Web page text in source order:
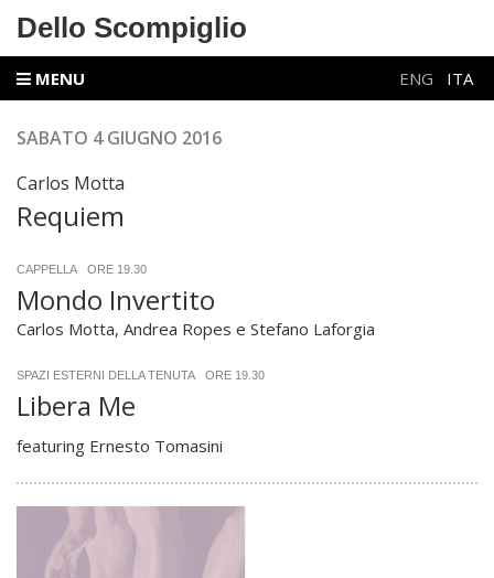
Dello Scompiglio
MENU ENG ITA
SABATO 4 GIUGNO 2016
Carlos Motta
Requiem
CAPPELLA ORE 19.30
Mondo Invertito
Carlos Motta, Andrea Ropes e Stefano Laforgia
SPAZI ESTERNI DELLA TENUTA ORE 19.30
Libera Me
featuring Ernesto Tomasini